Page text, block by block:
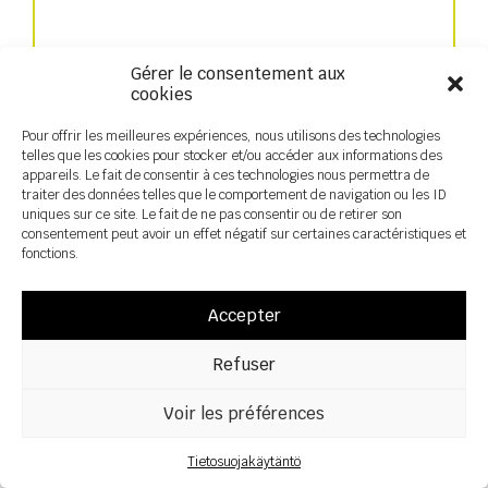
Gérer le consentement aux
cookies
Pour offrir les meilleures expériences, nous utilisons des technologies
telles que les cookies pour stocker et/ou accéder aux informations des
appareils. Le fait de consentir à ces technologies nous permettra de
traiter des données telles que le comportement de navigation ou les ID
uniques sur ce site. Le fait de ne pas consentir ou de retirer son
consentement peut avoir un effet négatif sur certaines caractéristiques et
fonctions.
Accepter
Refuser
Voir les préférences
Tietosuojakäytäntö
Etusäiliö